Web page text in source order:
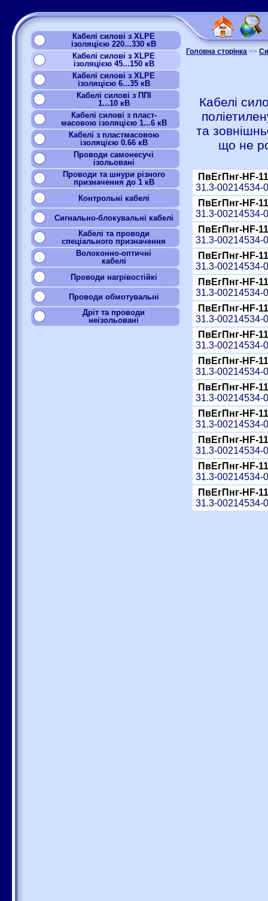
Кабелі силові з XLPE
ізоляцією 220...330 кВ
Кабелі силові з XLPE
ізоляцією 45...150 кВ
Кабелі силові з XLPE
ізоляцією 6...35 кВ
Кабелі силові з ППІ
1...10 кВ
Кабелі силові з пласт-
масовою ізоляцією 1...6 кВ
Кабелі з пластмасовою
ізоляцією 0.66 кВ
Проводи самонесучі
ізольовані
Проводи та шнури різного
призначення до 1 кВ
Контрольні кабелі
Сигнально-блокувальні кабелі
Кабелі та проводи
спеціального призначення
Волоконно-оптичні
кабелі
Проводи нагрівостійкі
Проводи обмотувальні
Дріт та проводи
неізольовані
Головна сторінка >>
Кабелі
та
що не
ПвЕгПнг-HF-
31.3-00214534-
ПвЕгПнг-HF-
31.3-00214534-
ПвЕгПнг-HF-
31.3-00214534-
ПвЕгПнг-HF-
31.3-00214534-
ПвЕгПнг-HF-
31.3-00214534-
ПвЕгПнг-HF-
31.3-00214534-
ПвЕгПнг-HF-
31.3-00214534-
ПвЕгПнг-HF-
31.3-00214534-
ПвЕгПнг-HF-
31.3-00214534-
ПвЕгПнг-HF-
31.3-00214534-
ПвЕгПнг-HF-
31.3-00214534-
ПвЕгПнг-HF-
31.3-00214534-
ПвЕгПнг-HF-
31.3-00214534-